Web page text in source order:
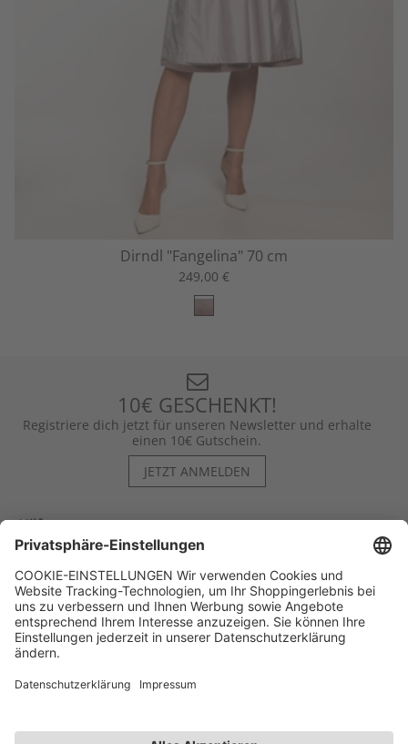
Dirndl "Fangelina" 70 cm
249,00 €
10€ GESCHENKT!
Registriere dich jetzt für unseren Newsletter und erhalte
einen 10€ Gutschein.
JETZT ANMELDEN
Hilfe
Kontakt
Kategorien